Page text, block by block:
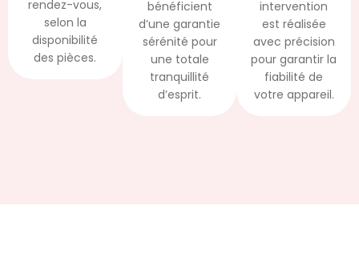
rendez-vous,
selon la
disponibilité
des pièces.
bénéficient
d’une garantie
sérénité pour
une totale
tranquillité
d’esprit.
intervention
est réalisée
avec précision
pour garantir la
fiabilité de
votre appareil.